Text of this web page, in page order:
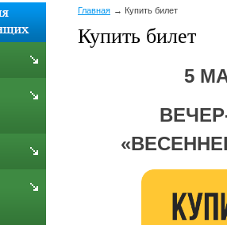
Главная Купить билет
Купить билет
5
«